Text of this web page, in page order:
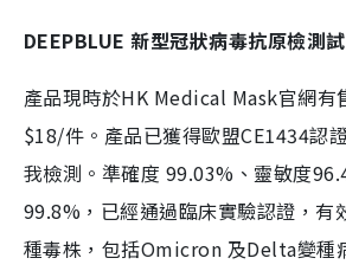
DEEPBLUE 新型冠狀病毒抗原檢測
產品現時於HK Medical Mask官網有
$18/件。產品已獲得歐盟CE1434認
我檢測。準確度 99.03%、靈敏度
99.8%，已經通過臨床實驗認證，有
種毒株，包括Omicron 及Delta變種